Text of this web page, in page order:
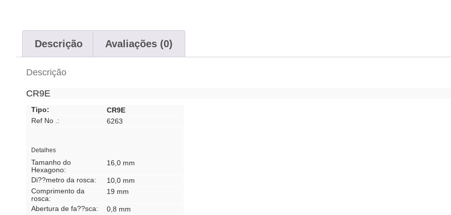
Descrição Avaliações (0)
Descrição
CR9E
Tipo:
CR9E
Ref No .:
6263
Detalhes
Tamanho do
Hexagono:
16,0 mm
Di??metro da rosca:
10,0 mm
Comprimento da
rosca:
19 mm
Abertura de fa??sca:
0,8 mm